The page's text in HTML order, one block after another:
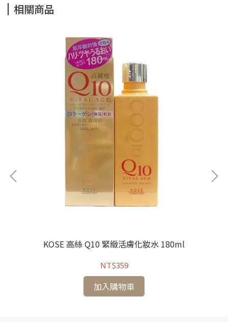
相關商品
KOSE 高絲 Q10 緊緻活膚化妝水 180ml
NT$359
加入購物車